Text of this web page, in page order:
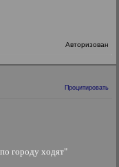
Авторизован
Процитировать
городу ходят"